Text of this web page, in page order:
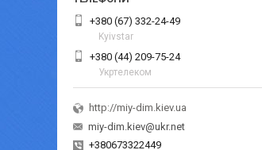
+380 (67) 332-24-49
Kyivstar
+380 (44) 209-75-24
Укртелеком
http://miy-dim.kiev.ua
miy-dim.kiev@ukr.net
+380673322449